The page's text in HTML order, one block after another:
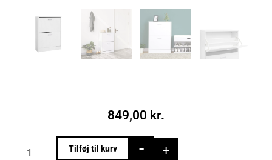
849,00 kr.
- +
Tilføj til kurv